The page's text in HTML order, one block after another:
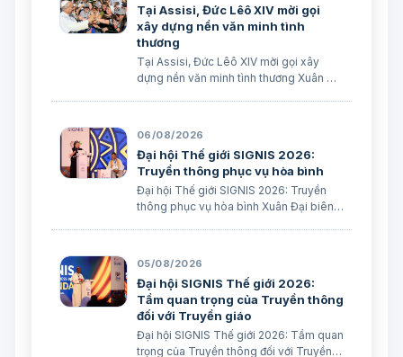
Tại Assisi, Đức Lêô XIV mời gọi
xây dựng nền văn minh tình
thương
Tại Assisi, Đức Lêô XIV mời gọi xây
dựng nền văn minh tình thương Xuân Đại
06/08/2026
Đại hội Thế giới SIGNIS 2026:
Truyền thông phục vụ hòa bình
Đại hội Thế giới SIGNIS 2026: Truyền
thông phục vụ hòa bình Xuân Đại biên
05/08/2026
Đại hội SIGNIS Thế giới 2026:
Tầm quan trọng của Truyền thông
đối với Truyền giáo
Đại hội SIGNIS Thế giới 2026: Tầm quan
trọng của Truyền thông đối với Truyền